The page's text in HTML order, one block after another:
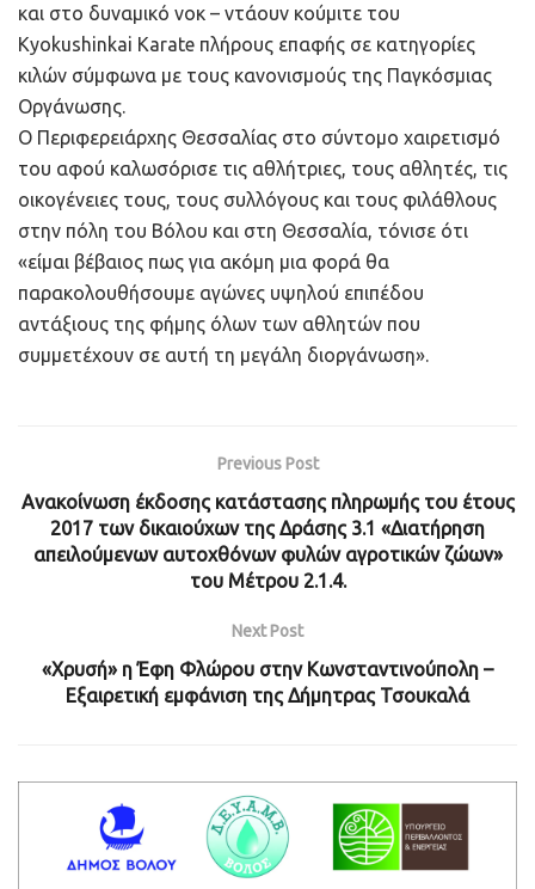
και στο δυναμικό νοκ – ντάουν κούμιτε του
Kyokushinkai Karate πλήρους επαφής σε κατηγορίες
κιλών σύμφωνα με τους κανονισμούς της Παγκόσμιας
Οργάνωσης.
Ο Περιφερειάρχης Θεσσαλίας στο σύντομο χαιρετισμό
του αφού καλωσόρισε τις αθλήτριες, τους αθλητές, τις
οικογένειες τους, τους συλλόγους και τους φιλάθλους
στην πόλη του Βόλου και στη Θεσσαλία, τόνισε ότι
«είμαι βέβαιος πως για ακόμη μια φορά θα
παρακολουθήσουμε αγώνες υψηλού επιπέδου
αντάξιους της φήμης όλων των αθλητών που
συμμετέχουν σε αυτή τη μεγάλη διοργάνωση».
Previous Post
Ανακοίνωση έκδοσης κατάστασης πληρωμής του έτους
2017 των δικαιούχων της Δράσης 3.1 «Διατήρηση
απειλούμενων αυτοχθόνων φυλών αγροτικών ζώων»
του Μέτρου 2.1.4.
Next Post
«Χρυσή» η Έφη Φλώρου στην Κωνσταντινούπολη –
Εξαιρετική εμφάνιση της Δήμητρας Τσουκαλά